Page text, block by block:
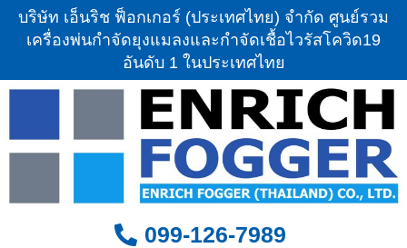
บริษัท เอ็นริช ฟ็อกเกอร์ (ประเทศไทย) จำกัด ศูนย์รวม
เครื่องพ่นกำจัดยุงแมลงและกำจัดเชื้อไวรัสโควิด19
อันดับ 1 ในประเทศไทย
099-126-7989